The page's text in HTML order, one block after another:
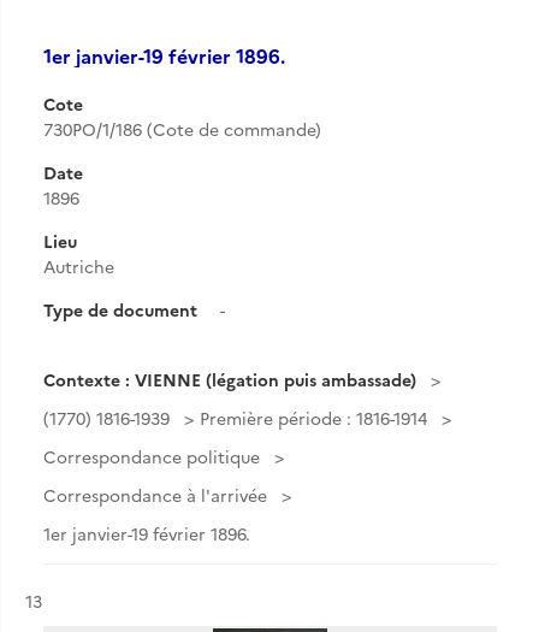
1er janvier-19 février 1896.
Cote
730PO/1/186 (Cote de commande)
Date
1896
Lieu
Autriche
Type de document
-
Contexte : VIENNE (légation puis ambassade)
(1770) 1816-1939
Première période : 1816-1914
Correspondance politique
Correspondance à l'arrivée
1er janvier-19 février 1896.
Résultat n°
13